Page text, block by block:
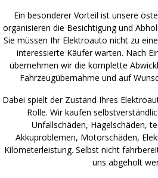
Ein besonderer Vorteil ist unsere
organisieren die Besichtigung und
Sie müssen Ihr Elektroauto nicht zu
interessierte Käufer warten. Nach
übernehmen wir die komplette
Fahrzeugübernahme und auf
Dabei spielt der Zustand Ihres
Rolle. Wir kaufen
Unfallschäden, Hagelschäden,
Akkuproblemen, Motorschäden,
Kilometerleistung. Selbst nicht
uns abgeholt